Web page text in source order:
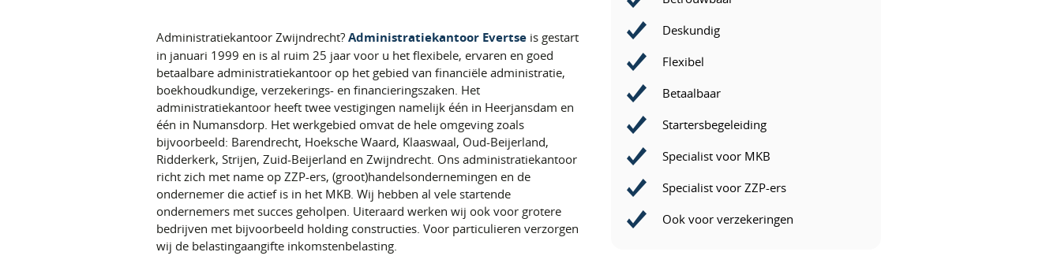
Administratiekantoor Zwijndrecht? Administratiekantoor Evertse is gestart
in januari 1999 en is al ruim 25 jaar voor u het flexibele, ervaren en goed
betaalbare administratiekantoor op het gebied van financiële administratie,
boekhoudkundige, verzekerings- en financieringszaken. Het
administratiekantoor heeft twee vestigingen namelijk één in Heerjansdam en
één in Numansdorp. Het werkgebied omvat de hele omgeving zoals
bijvoorbeeld: Barendrecht, Hoeksche Waard, Klaaswaal, Oud-Beijerland,
Ridderkerk, Strijen, Zuid-Beijerland en Zwijndrecht. Ons administratiekantoor
richt zich met name op ZZP-ers, (groot)handelsondernemingen en de
ondernemer die actief is in het MKB. Wij hebben al vele startende
ondernemers met succes geholpen. Uiteraard werken wij ook voor grotere
bedrijven met bijvoorbeeld holding constructies. Voor particulieren verzorgen
wij de belastingaangifte inkomstenbelasting.
Deskundig
Flexibel
Betaalbaar
Startersbegeleiding
Specialist voor MKB
Specialist voor ZZP-ers
Ook voor verzekeringen